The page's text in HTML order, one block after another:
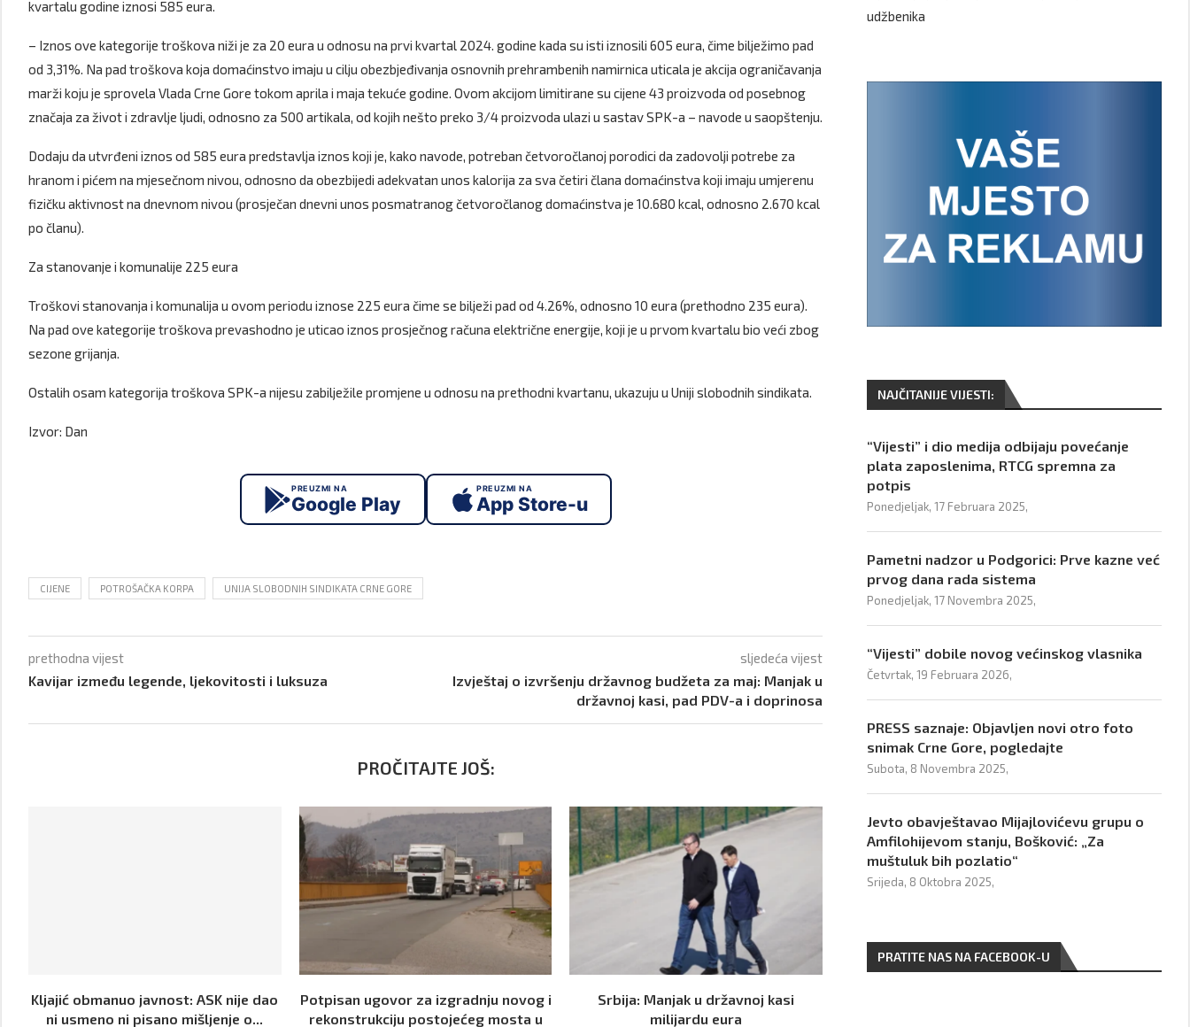
kvartalu godine iznosi 585 eura.
– Iznos ove kategorije troškova niži je za 20 eura u odnosu na prvi kvartal 2024. godine kada su isti iznosili 605 eura, čime bilježimo pad
od 3,31%. Na pad troškova koja domaćinstvo imaju u cilju obezbjeđivanja osnovnih prehrambenih namirnica uticala je akcija ograničavanja
marži koju je sprovela Vlada Crne Gore tokom aprila i maja tekuće godine. Ovom akcijom limitirane su cijene 43 proizvoda od posebnog
značaja za život i zdravlje ljudi, odnosno za 500 artikala, od kojih nešto preko 3/4 proizvoda ulazi u sastav SPK-a – navode u saopštenju.
Dodaju da utvrđeni iznos od 585 eura predstavlja iznos koji je, kako navode, potreban četvoročlanoj porodici da zadovolji potrebe za
hranom i pićem na mjesečnom nivou, odnosno da obezbijedi adekvatan unos kalorija za sva četiri člana domaćinstva koji imaju umjerenu
fizičku aktivnost na dnevnom nivou (prosječan dnevni unos posmatranog četvoročlanog domaćinstva je 10.680 kcal, odnosno 2.670 kcal
po članu).
Za stanovanje i komunalije 225 eura
Troškovi stanovanja i komunalija u ovom periodu iznose 225 eura čime se bilježi pad od 4.26%, odnosno 10 eura (prethodno 235 eura).
Na pad ove kategorije troškova prevashodno je uticao iznos prosječnog računa električne energije, koji je u prvom kvartalu bio veći zbog
sezone grijanja.
Ostalih osam kategorija troškova SPK-a nijesu zabilježile promjene u odnosu na prethodni kvartanu, ukazuju u Uniji slobodnih sindikata.
Izvor: Dan
PREUZMI NA
Google Play
PREUZMI NA
App Store-u
CIJENE POTROŠAČKA KORPA UNIJA SLOBODNIH SINDIKATA CRNE GORE
prethodna vijest
Kavijar između legende, ljekovitosti i luksuza
sljedeća vijest
Izvještaj o izvršenju državnog budžeta za maj: Manjak u
državnoj kasi, pad PDV-a i doprinosa
PROČITAJTE JOŠ:
Kljajić obmanuo javnost: ASK nije dao
ni usmeno ni pisano mišljenje o...
Potpisan ugovor za izgradnju novog i
rekonstrukciju postojećeg mosta u
Srbija: Manjak u državnoj kasi
milijardu eura
udžbenika
NAJČITANIJE VIJESTI:
“Vijesti” i dio medija odbijaju povećanje
plata zaposlenima, RTCG spremna za
potpis
Ponedjeljak, 17 Februara 2025,
Pametni nadzor u Podgorici: Prve kazne već
prvog dana rada sistema
Ponedjeljak, 17 Novembra 2025,
“Vijesti” dobile novog većinskog vlasnika
Četvrtak, 19 Februara 2026,
PRESS saznaje: Objavljen novi otro foto
snimak Crne Gore, pogledajte
Subota, 8 Novembra 2025,
Jevto obavještavao Mijajlovićevu grupu o
Amfilohijevom stanju, Bošković: „Za
muštuluk bih pozlatio“
Srijeda, 8 Oktobra 2025,
PRATITE NAS NA FACEBOOK-U